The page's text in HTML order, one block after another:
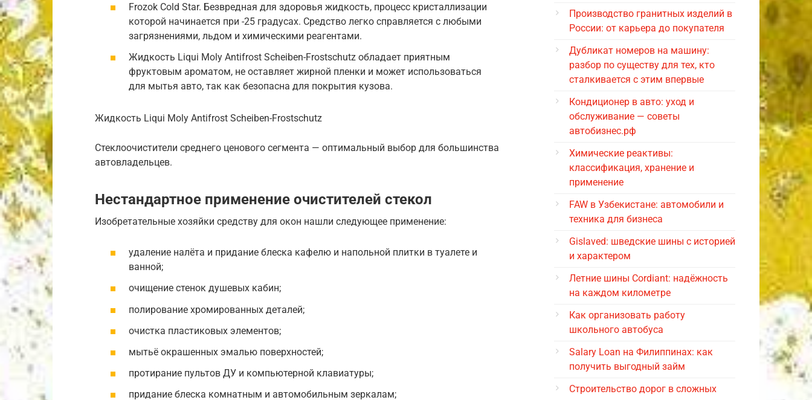
Frozok Cold Star. Безвредная для здоровья жидкость, процесс кристаллизации
которой начинается при -25 градусах. Средство легко справляется с любыми
загрязнениями, льдом и химическими реагентами.
Жидкость Liqui Moly Antifrost Scheiben-Frostschutz обладает приятным
фруктовым ароматом, не оставляет жирной пленки и может использоваться
для мытья авто, так как безопасна для покрытия кузова.
Жидкость Liqui Moly Antifrost Scheiben-Frostschutz
Стеклоочистители среднего ценового сегмента — оптимальный выбор для большинства
автовладельцев.
Нестандартное применение очистителей стекол
Изобретательные хозяйки средству для окон нашли следующее применение:
удаление налёта и придание блеска кафелю и напольной плитки в туалете и
ванной;
очищение стенок душевых кабин;
полирование хромированных деталей;
очистка пластиковых элементов;
мытьё окрашенных эмалью поверхностей;
протирание пультов ДУ и компьютерной клавиатуры;
придание блеска комнатным и автомобильным зеркалам;
Производство гранитных изделий в
России: от карьера до покупателя
Дубликат номеров на машину:
разбор по существу для тех, кто
сталкивается с этим впервые
Кондиционер в авто: уход и
обслуживание — советы
автобизнес.рф
Химические реактивы:
классификация, хранение и
применение
FAW в Узбекистане: автомобили и
техника для бизнеса
Gislaved: шведские шины с историей
и характером
Летние шины Cordiant: надёжность
на каждом километре
Как организовать работу
школьного автобуса
Salary Loan на Филиппинах: как
получить выгодный займ
Строительство дорог в сложных